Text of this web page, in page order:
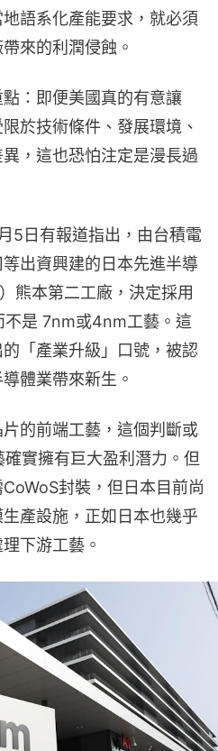
語系化產能要求，就必須
來的利潤侵蝕。
：即便美國真的有意讓
於技術條件、發展環境、
，這也恐怕注定是漫長過
5日有報道指出，由台積電
出資興建的日本先進半導
熊本第二工廠，決定採用
是 7nm或4nm工藝。這
「產業升級」口號，被認
體業帶來新生。
的前端工藝，這個判斷或
實擁有巨大盈利潛力。但
封裝，但日本目前尚
產設施，正如日本也幾乎
下游工藝。